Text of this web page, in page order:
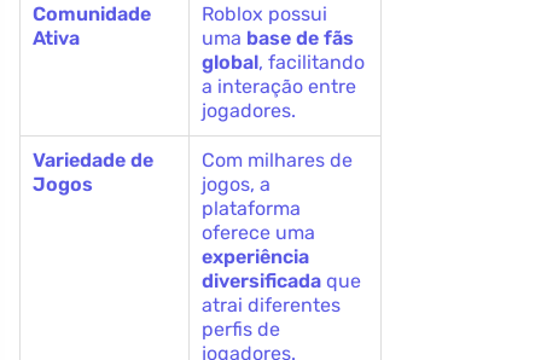
Comunidade
Ativa
Roblox possui
uma base de fãs
global, facilitando
a interação entre
jogadores.
Variedade de
Jogos
Com milhares de
jogos, a
plataforma
oferece uma
experiência
diversificada que
atrai diferentes
perfis de
jogadores.